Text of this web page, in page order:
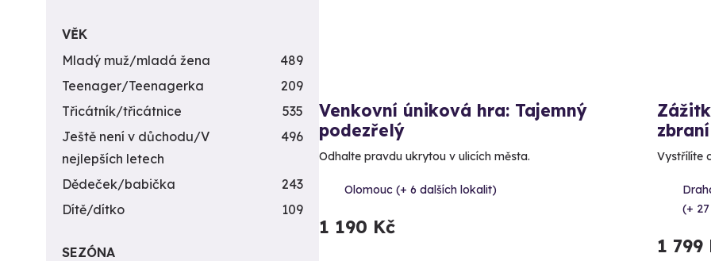
Venkovní úniková hra: Tajemný
podezřelý
Odhalte pravdu ukrytou v ulicích města.
Olomouc (+ 6 dalších lokalit)
1 190 Kč
zbraní
Vystřílíte
(+
1 799
VĚK
Mladý muž/mladá žena
489
Teenager/Teenagerka
209
Třicátník/třicátnice
535
Ještě není v důchodu/V
nejlepších letech
496
Dědeček/babička
243
Dítě/dítko
109
SEZÓNA